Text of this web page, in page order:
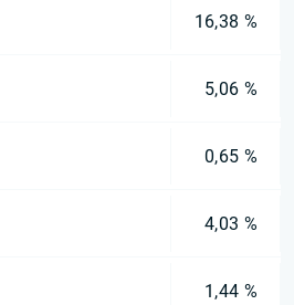
16,38 %
5,06 %
0,65 %
4,03 %
1,44 %